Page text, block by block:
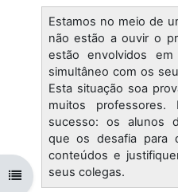
Abrir índice da disciplina
Estamos no meio de
não estão a ouvir o
estão envolvidos
simultâneo com os
Esta situação soa
muitos
sucesso: os alunos
que os desafia para
conteúdos e
seus colegas.